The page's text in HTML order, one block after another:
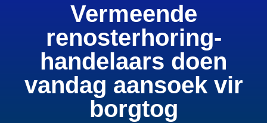
Vermeende
renosterhoring-
handelaars doen
vandag aansoek vir
borgtog